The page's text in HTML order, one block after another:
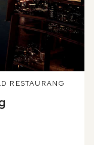
RESTAURANG